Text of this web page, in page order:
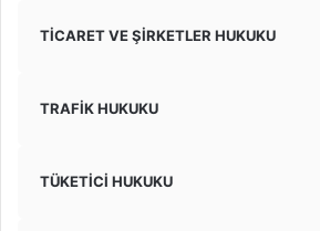
TİCARET VE ŞİRKETLER HUKUKU
TRAFİK HUKUKU
TÜKETİCİ HUKUKU